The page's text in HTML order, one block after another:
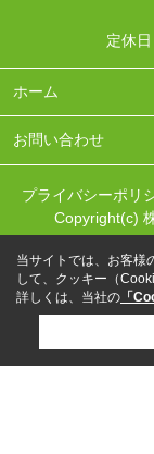
定休日
ホーム
お問い合わせ
プライバシーポリ
Copyright(c)
当サイトでは、お客様
して、クッキー（
詳しくは、当社の 「